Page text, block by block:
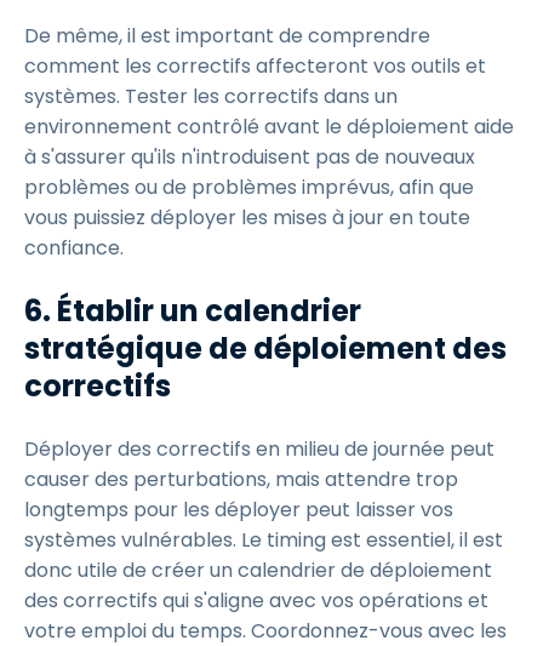
De même, il est important de comprendre
comment les correctifs affecteront vos outils et
systèmes. Tester les correctifs dans un
environnement contrôlé avant le déploiement aide
à s'assurer qu'ils n'introduisent pas de nouveaux
problèmes ou de problèmes imprévus, afin que
vous puissiez déployer les mises à jour en toute
confiance.
6. Établir un calendrier
stratégique de déploiement des
correctifs
Déployer des correctifs en milieu de journée peut
causer des perturbations, mais attendre trop
longtemps pour les déployer peut laisser vos
systèmes vulnérables. Le timing est essentiel, il est
donc utile de créer un calendrier de déploiement
des correctifs qui s'aligne avec vos opérations et
votre emploi du temps. Coordonnez-vous avec les